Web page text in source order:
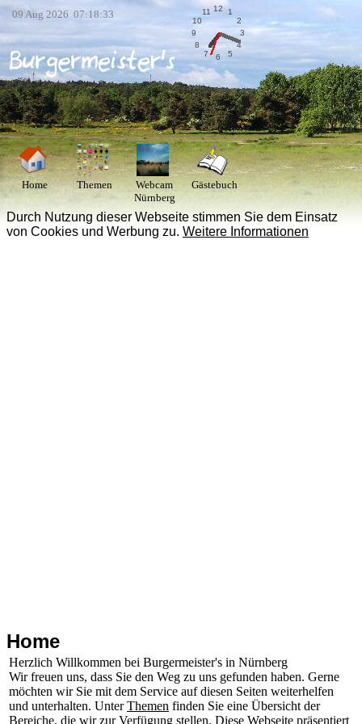
Home Themen
Webcam
Nürnberg
Gästebuch
Durch Nutzung dieser Webseite stimmen Sie dem Einsatz
von Cookies und Werbung zu. Weitere Informationen
09 Aug 2026 07:18:33
1
2
3
4
5
6
7
8
9
10
11 12
Home
Herzlich Willkommen bei Burgermeister's in Nürnberg
Wir freuen uns, dass Sie den Weg zu uns gefunden haben. Gerne
möchten wir Sie mit dem Service auf diesen Seiten weiterhelfen
und unterhalten. UnterThemen finden Sie eine Übersicht der
Bereiche, die wir zur Verfügung stellen. Diese Webseite präsentiert